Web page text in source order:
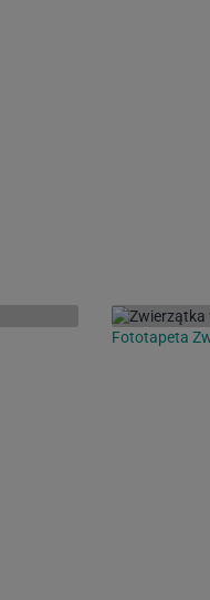
Fototapeta